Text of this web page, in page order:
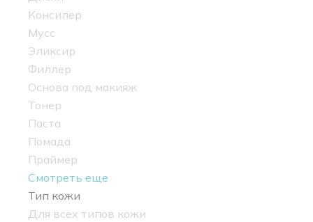
Консилер
Мусс
Эликсир
Филлер
Основа под макияж
Тонер
Паста
Помада
Праймер
Смотреть еще
Тип кожи
Для всех типов кожи